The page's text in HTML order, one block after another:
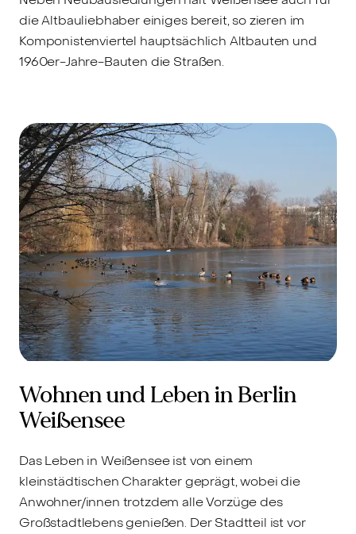
die Altbauliebhaber einiges bereit, so zieren im
Komponistenviertel hauptsächlich Altbauten und
1960er-Jahre-Bauten die Straßen.
Wohnen und Leben in Berlin
Weißensee
Das Leben in Weißensee ist von einem
kleinstädtischen Charakter geprägt, wobei die
Anwohner/innen trotzdem alle Vorzüge des
Großstadtlebens genießen. Der Stadtteil ist vor